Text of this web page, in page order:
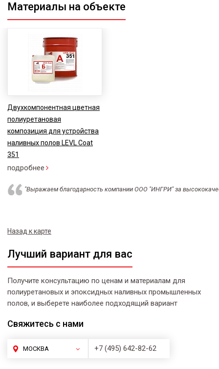
Материалы на объекте
Двухкомпонентная цветная
полиуретановая
композиция для устройства
наливных полов LEVL Coat
351
подробнее
"Выражаем благодарность компании ООО "ИНГРИ" за
Назад к карте
Лучший вариант для вас
Получите консультацию по ценам и материалам для
полиуретановых и эпоксидных наливных промышленных
полов, и выберете наиболее подходящий вариант
Свяжитесь с нами
МОСКВА +7 (495) 642-82-62